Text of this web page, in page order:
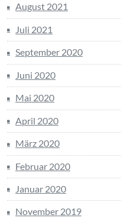
August 2021
Juli 2021
September 2020
Juni 2020
Mai 2020
April 2020
März 2020
Februar 2020
Januar 2020
November 2019